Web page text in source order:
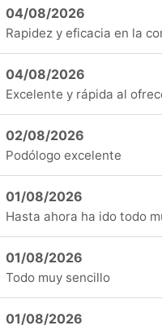
04/08/2026
Rapidez y eficacia en la
04/08/2026
Excelente y rápida al
02/08/2026
Podólogo excelente
01/08/2026
Hasta ahora ha ido todo
01/08/2026
Todo muy sencillo
01/08/2026